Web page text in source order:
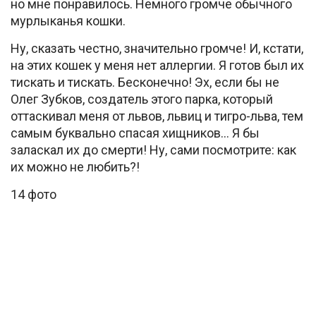
но мне понравилось. Немного громче обычного
мурлыканья кошки.
Ну, сказать честно, значительно громче! И, кстати,
на этих кошек у меня нет аллергии. Я готов был их
тискать и тискать. Бесконечно! Эх, если бы не
Олег Зубков, создатель этого парка, который
оттаскивал меня от львов, львиц и тигро-льва, тем
самым буквально спасая хищников… Я бы
заласкал их до смерти! Ну, сами посмотрите: как
их можно не любить?!
14 фото